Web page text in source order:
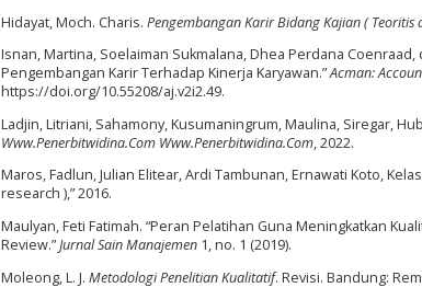
Hidayat, Moch. Charis. Pengembangan Karir Bidang Kajian ( Teoritis
Isnan, Martina, Soelaiman Sukmalana, Dhea Perdana
Pengembangan Karir Terhadap Kinerja Karyawan.”Acman:
https://doi.org/10.55208/aj.v2i2.49.
Ladjin, Litriani, Sahamony, Kusumaningrum, Maulina, Siregar,
Www.Penerbitwidina.Com Www.Penerbitwidina.Com, 2022.
Maros, Fadlun, Julian Elitear, Ardi Tambunan, Ernawati Koto,
research ),” 2016.
Maulyan, Feti Fatimah. “Peran Pelatihan Guna Meningkatkan
Review.”Jurnal Sain Manajemen 1, no. 1 (2019).
Moleong, L. J. Metodologi Penelitian Kualitatif. Revisi. Bandung: